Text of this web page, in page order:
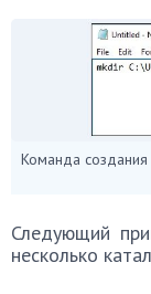
Команда
Следующий
несколько